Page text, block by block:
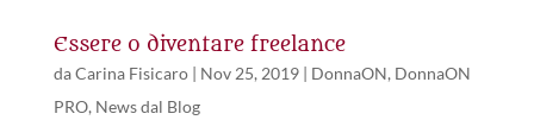
Essere o diventare freelance
daCarina Fisicaro| Nov 25, 2019| DonnaON, DonnaON
PRO, News dal Blog